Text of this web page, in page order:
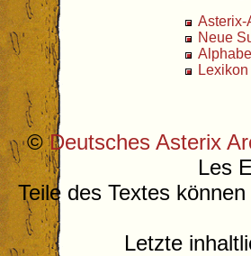
Asterix-
Neue
Lexikon
©Deutsches Asterix
Les
Teile des Textes
Letzte